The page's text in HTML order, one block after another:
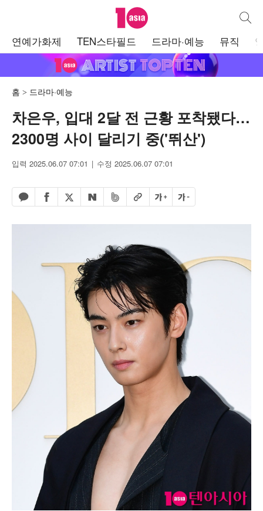
텐아시아 통합
연예가화제 TEN스타필드 드라마·예능 뮤직
홈 드라마·예능
차은우, 입대 2달 전 근황 포착됐다…
2300명 사이 달리기 중('뛰산')
입력 2025.06.07 07:01 수정 2025.06.07 07:01
카카오톡 공유하기
페이스북 공유하기
엑스 공유하기
네이버 공유하기
밴드 공유하기
URL복사글자 크게글자 작게